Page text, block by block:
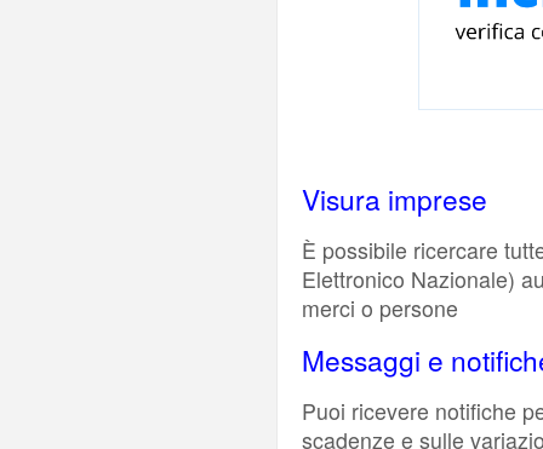
Visura imprese
È possibile ricercare
Elettronico Nazionale)
merci o persone
Messaggi e
Puoi ricevere notifiche
scadenze e sulle